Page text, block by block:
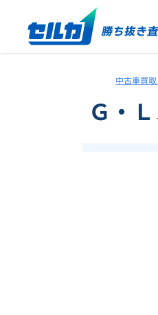
中古車買
Ｇ・